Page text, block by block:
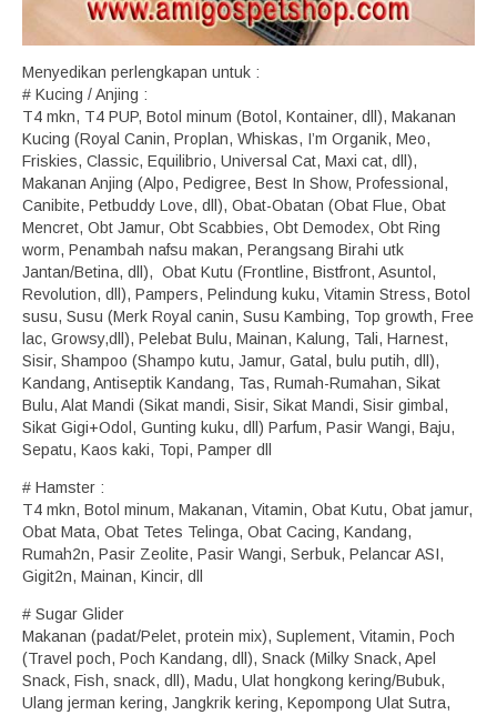
Menyedikan perlengkapan untuk :
# Kucing / Anjing :
T4 mkn, T4 PUP, Botol minum (Botol, Kontainer, dll), Makanan
Kucing (Royal Canin, Proplan, Whiskas, I’m Organik, Meo,
Friskies, Classic, Equilibrio, Universal Cat, Maxi cat, dll),
Makanan Anjing (Alpo, Pedigree, Best In Show, Professional,
Canibite, Petbuddy Love, dll), Obat-Obatan (Obat Flue, Obat
Mencret, Obt Jamur, Obt Scabbies, Obt Demodex, Obt Ring
worm, Penambah nafsu makan, Perangsang Birahi utk
Jantan/Betina, dll), Obat Kutu (Frontline, Bistfront, Asuntol,
Revolution, dll), Pampers, Pelindung kuku, Vitamin Stress, Botol
susu, Susu (Merk Royal canin, Susu Kambing, Top growth, Free
lac, Growsy,dll), Pelebat Bulu, Mainan, Kalung, Tali, Harnest,
Sisir, Shampoo (Shampo kutu, Jamur, Gatal, bulu putih, dll),
Kandang, Antiseptik Kandang, Tas, Rumah-Rumahan, Sikat
Bulu, Alat Mandi (Sikat mandi, Sisir, Sikat Mandi, Sisir gimbal,
Sikat Gigi+Odol, Gunting kuku, dll) Parfum, Pasir Wangi, Baju,
Sepatu, Kaos kaki, Topi, Pamper dll
# Hamster :
T4 mkn, Botol minum, Makanan, Vitamin, Obat Kutu, Obat jamur,
Obat Mata, Obat Tetes Telinga, Obat Cacing, Kandang,
Rumah2n, Pasir Zeolite, Pasir Wangi, Serbuk, Pelancar ASI,
Gigit2n, Mainan, Kincir, dll
# Sugar Glider
Makanan (padat/Pelet, protein mix), Suplement, Vitamin, Poch
(Travel poch, Poch Kandang, dll), Snack (Milky Snack, Apel
Snack, Fish, snack, dll), Madu, Ulat hongkong kering/Bubuk,
Ulang jerman kering, Jangkrik kering, Kepompong Ulat Sutra,